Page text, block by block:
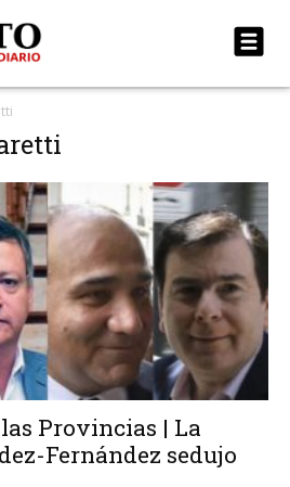
Provincias | La
Fernández sedujo